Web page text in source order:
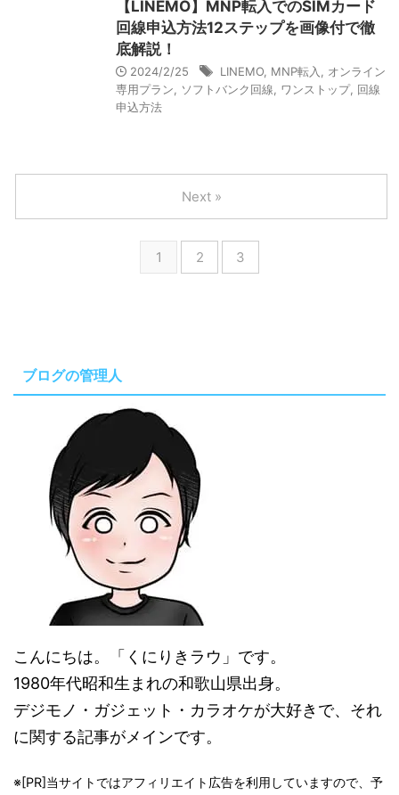
【LINEMO】MNP転入でのSIMカード
回線申込方法12ステップを画像付で徹
底解説！
2024/2/25 LINEMO MNP転入
オンライン
専用プラン
ソフトバンク回線 ワンストップ, 回線
申込方法
1 2 3
Next »
ブログの管理人
こんにちは。「くにりきラウ」です。
1980年代昭和生まれの和歌山県出身。
デジモノ・ガジェット・カラオケが大好きで、それ
に関する記事がメインです。
※[PR]当サイトではアフィリエイト広告を利用していますので、予